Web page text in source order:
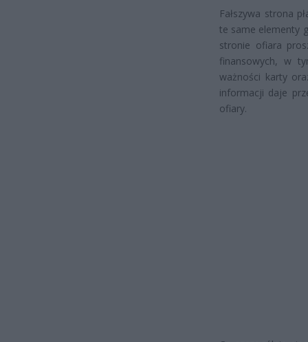
Fałszywa strona
te same elementy
stronie ofiara
finansowych, w
ważności karty
informacji daje
ofiary.